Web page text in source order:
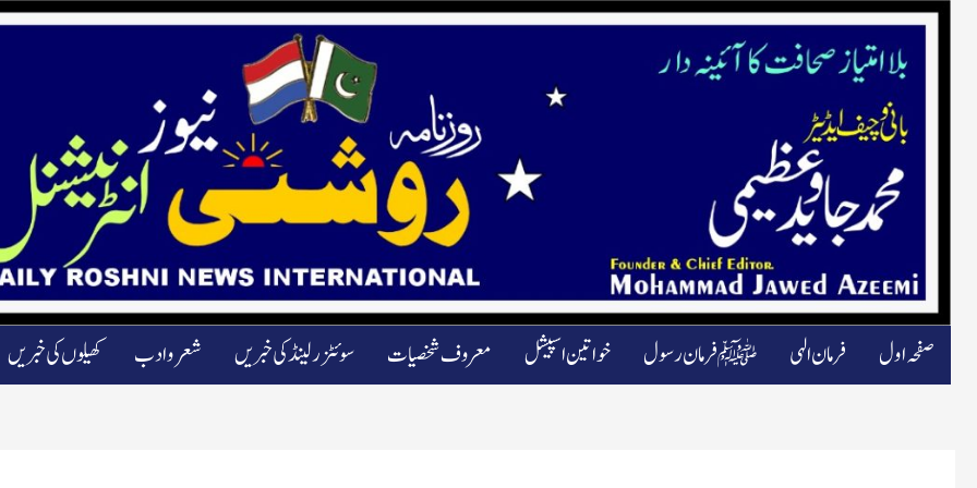
کھیلوں کی خبریں شعرو ادب سوئٹزرلینڈ کی خبریں معروف شخصیات خواتین اسپیشل ﷺ فرمان رسول فرمان الہی صفحہ اول